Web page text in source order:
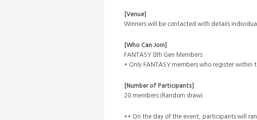
[Venue]
Winners will be contacted with details
[Who Can Join]
FANTASY 8th Gen Members
* Only FANTASY members who register
[Number of Participants]
20 members (Random draw)
** On the day of the event, participants will